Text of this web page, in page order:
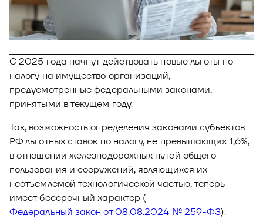
Новости
Блог
Видео и аудио
Документы
Юнион - решение для автоматизации
рекрутмента
О решении
Кейсы клиентов
Калькулятор выгоды
Новости и публикации
Пилотный проект
Оазис - платформа для автоматизации
управления рисками
С 2025 года начнут действовать новые льготы по
налогу на имущество организаций,
предусмотренные федеральными законами,
принятыми в текущем году.
Так, возможность определения законами субъектов
РФ льготных ставок по налогу, не превышающих 1,6%,
в отношении железнодорожных путей общего
пользования и сооружений, являющихся их
неотъемлемой технологической частью, теперь
имеет бессрочный характер (
Федеральный закон от 08.08.2024 № 259-ФЗ).